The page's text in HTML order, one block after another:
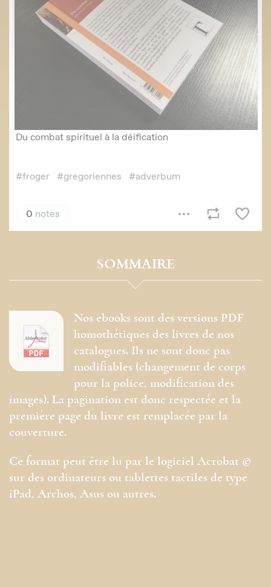
SOMMAIRE
Nos ebooks sont des versions PDF
homothétiques des livres de nos
catalogues. Ils ne sont donc pas
modifiables (changement de corps
pour la police, modification des
images). La pagination est donc respectée et la
première page du livre est remplacée par la
couverture.
Ce format peut être lu par le logiciel Acrobat ©
sur des ordinateurs ou tablettes tactiles de type
iPad, Archos, Asus ou autres.